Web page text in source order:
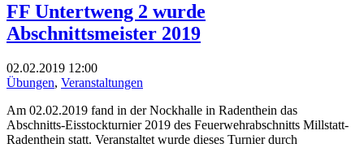
FF Untertweng 2 wurde
Abschnittsmeister 2019
02.02.2019 12:00
Übungen, Veranstaltungen
Am 02.02.2019 fand in der Nockhalle in Radenthein das
Abschnitts-Eisstockturnier 2019 des Feuerwehrabschnitts Millstatt-
Radenthein statt. Veranstaltet wurde dieses Turnier durch